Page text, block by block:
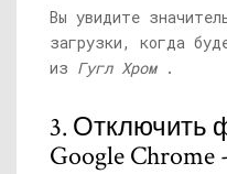
Вы увидите
загрузки, когда
из Гугл Хром.
3. Отключить
Google Chrome